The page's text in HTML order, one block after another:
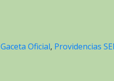
Gaceta Oficial, Providencias